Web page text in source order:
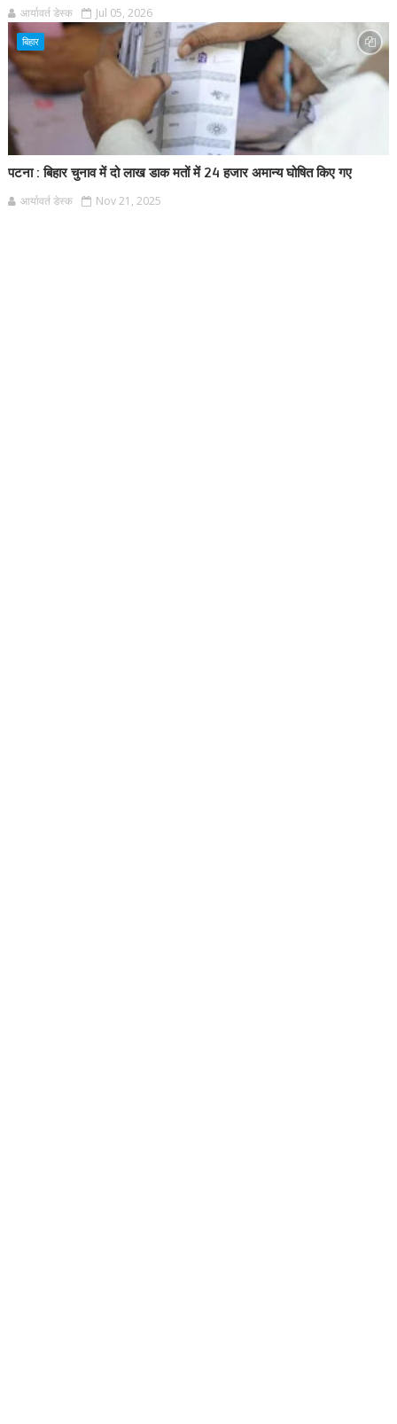
आर्यावर्त डेस्क Jul 05, 2026
बिहार
पटना : बिहार चुनाव में दो लाख डाक मतों में 24 हजार अमान्य घोषित किए गए
आर्यावर्त डेस्क Nov 21, 2025